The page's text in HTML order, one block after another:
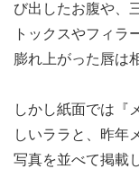
び出したお腹や、
トックスやフィラ
膨れ上がった唇は
しかし紙面では『
しいララと、昨年
写真を並べて掲載